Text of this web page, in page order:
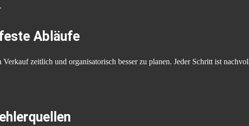
Abläufe
Verkauf zeitlich und organisatorisch besser zu planen. Jeder Schritt ist